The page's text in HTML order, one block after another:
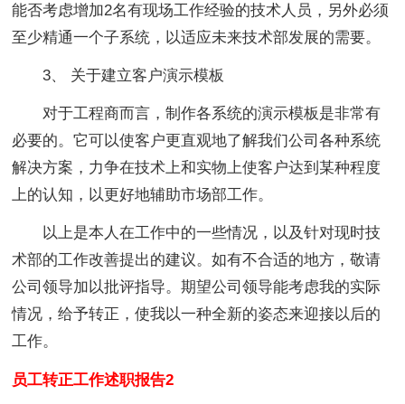
能否考虑增加2名有现场工作经验的技术人员，另外必须
至少精通一个子系统，以适应未来技术部发展的需要。
3、 关于建立客户演示模板
对于工程商而言，制作各系统的演示模板是非常有
必要的。它可以使客户更直观地了解我们公司各种系统
解决方案，力争在技术上和实物上使客户达到某种程度
上的认知，以更好地辅助市场部工作。
以上是本人在工作中的一些情况，以及针对现时技
术部的工作改善提出的建议。如有不合适的地方，敬请
公司领导加以批评指导。期望公司领导能考虑我的实际
情况，给予转正，使我以一种全新的姿态来迎接以后的
工作。
员工转正工作述职报告2